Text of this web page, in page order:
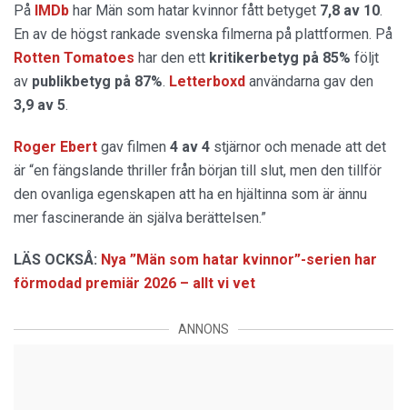
På IMDb har Män som hatar kvinnor fått betyget 7,8 av 10.
En av de högst rankade svenska filmerna på plattformen. På
Rotten Tomatoes har den ett kritikerbetyg på 85% följt
av publikbetyg på 87%. Letterboxd användarna gav den
3,9 av 5.
Roger Ebert gav filmen 4 av 4 stjärnor och menade att det
är “en fängslande thriller från början till slut, men den tillför
den ovanliga egenskapen att ha en hjältinna som är ännu
mer fascinerande än själva berättelsen.”
LÄS OCKSÅ: Nya ”Män som hatar kvinnor”-serien har
förmodad premiär 2026 – allt vi vet
ANNONS